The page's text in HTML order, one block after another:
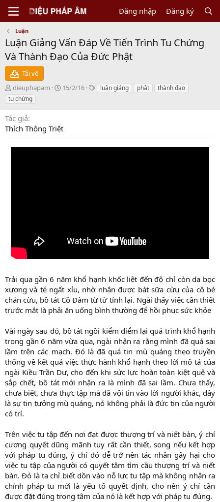
Đăng nhập Đăng ký
Luận
Luận Giảng Vấn Đáp Về Tiến Trình Tu Chứng
Và Thành Đạo Của Đức Phật
Tải về
N
g
ư
i
g
i
dieuphapam
C
i
n
15/2/16
T luận giảng phât
thành đạo
tu chứng
Tác giả
Thích Thông Triệt
Trải qua gần 6 năm khổ hạnh khốc liệt đến độ chỉ còn da bọc
xương và té ngất xỉu, nhờ nhận được bát sữa cừu của cô bé
chăn cừu, bồ tát Cồ Đàm từ từ tỉnh lại. Ngài thấy việc cần thiết
trước mắt là phải ăn uống bình thường để hồi phục sức khỏe
Vài ngày sau đó, bồ tát ngồi kiểm điểm lại quá trình khổ hạnh
trong gần 6 năm vừa qua, ngài nhận ra rằng mình đã quá sai
lầm trên các mạch. Đó là đã quá tin mù quáng theo truyền
thống về kết quả việc thực hành khổ hạnh theo lời mô tả của
ngài Kiều Trần Dư, cho đến khi sức lực hoàn toàn kiệt quệ và
sắp chết, bồ tát mới nhận ra là mình đã sai lầm. Chưa thấy,
chưa biết, chưa thực tập mà đã vội tin vào lời người khác, đây
là sự tin tưởng mù quáng, nó không phải là đức tin của người
có trí.
Trên việc tu tập đến nơi đạt được thượng trí và niết bàn, ý chí
cương quyết dũng mãnh tuy rất cần thiết, song nếu kết hợp
với pháp tu đúng, ý chí đó dễ trở nên tác nhân gây hại cho
việc tu tập của người có quyết tâm tìm cầu thượng trí và niết
bàn. Đó là ta chỉ biết dồn vào nỗ lực tu tập mà không nhận ra
chính pháp tu mới là yếu tố quyết định, cho nên ý chí cần
được đặt đúng trọng tâm của nó là kết hợp với pháp tu đúng.